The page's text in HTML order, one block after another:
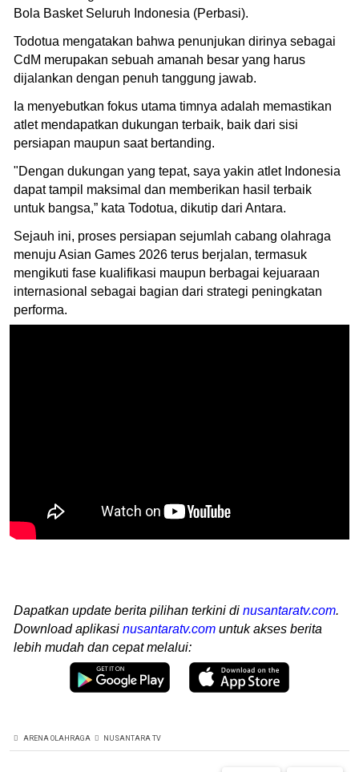
Bola Basket Seluruh Indonesia (Perbasi).
Todotua mengatakan bahwa penunjukan dirinya sebagai
CdM merupakan sebuah amanah besar yang harus
dijalankan dengan penuh tanggung jawab.
Ia menyebutkan fokus utama timnya adalah memastikan
atlet mendapatkan dukungan terbaik, baik dari sisi
persiapan maupun saat bertanding.
"Dengan dukungan yang tepat, saya yakin atlet Indonesia
dapat tampil maksimal dan memberikan hasil terbaik
untuk bangsa,” kata Todotua, dikutip dari Antara.
Sejauh ini, proses persiapan sejumlah cabang olahraga
menuju Asian Games 2026 terus berjalan, termasuk
mengikuti fase kualifikasi maupun berbagai kejuaraan
internasional sebagai bagian dari strategi peningkatan
performa.
Dapatkan update berita pilihan terkini di nusantaratv.com.
Download aplikasi nusantaratv.com untuk akses berita
lebih mudah dan cepat melalui:
ARENA OLAHRAGA NUSANTARA TV